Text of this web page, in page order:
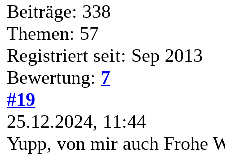
Beiträge: 338
Themen: 57
Registriert seit: Sep 2013
Bewertung: 7
#19
25.12.2024, 11:44
Yupp, von mir auch Frohe